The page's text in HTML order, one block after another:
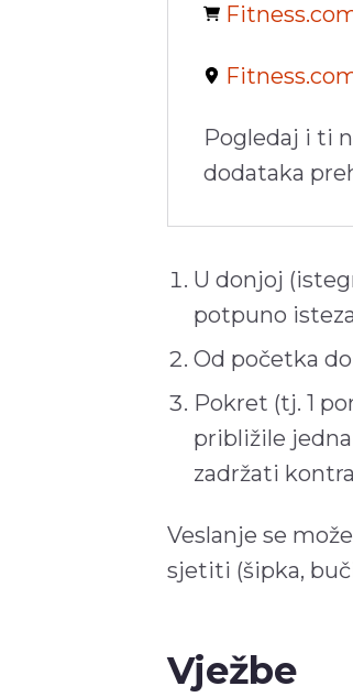
Pogledaj i ti
dodataka
U donjoj
potpuno
Od početka
Pokret (tj. 1
približile
zadržati
Veslanje se
sjetiti (šipka,
Vježbe